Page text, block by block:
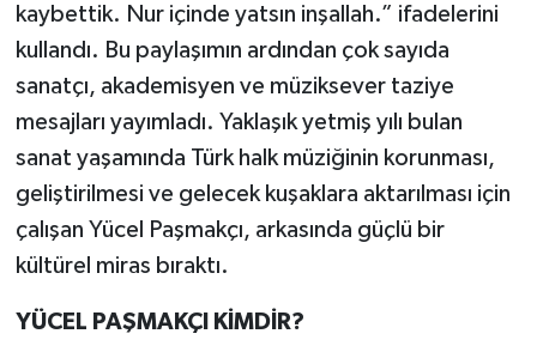
kaybettik. Nur içinde yatsın inşallah.” ifadelerini
kullandı. Bu paylaşımın ardından çok sayıda
sanatçı, akademisyen ve müziksever taziye
mesajları yayımladı. Yaklaşık yetmiş yılı bulan
sanat yaşamında Türk halk müziğinin korunması,
geliştirilmesi ve gelecek kuşaklara aktarılması için
çalışan Yücel Paşmakçı, arkasında güçlü bir
kültürel miras bıraktı.
YÜCEL PAŞMAKÇI KİMDİR?